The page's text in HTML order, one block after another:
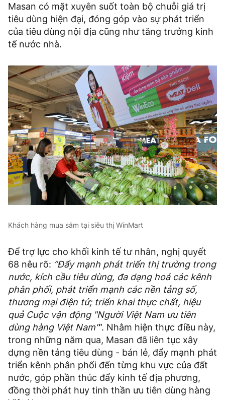
Masan có mặt xuyên suốt toàn bộ chuỗi giá trị
tiêu dùng hiện đại, đóng góp vào sự phát triển
của tiêu dùng nội địa cũng như tăng trưởng kinh
tế nước nhà.
Khách hàng mua sắm tại siêu thị WinMart
Để trợ lực cho khối kinh tế tư nhân, nghị quyết
68 nêu rõ: ”Đẩy mạnh phát triển thị trường trong
nước, kích cầu tiêu dùng, đa dạng hoá các kênh
phân phối, phát triển mạnh các nền tảng số,
thương mại điện tử; triển khai thực chất, hiệu
quả Cuộc vận động "Người Việt Nam ưu tiên
dùng hàng Việt Nam"”. Nhằm hiện thực điều này,
trong những năm qua, Masan đã liên tục xây
dựng nền tảng tiêu dùng - bán lẻ, đẩy mạnh phát
triển kênh phân phối đến từng khu vực của đất
nước, góp phần thúc đẩy kinh tế địa phương,
đồng thời phát huy tinh thần ưu tiên dùng hàng